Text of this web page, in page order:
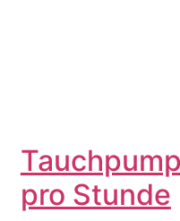
pro Stunde